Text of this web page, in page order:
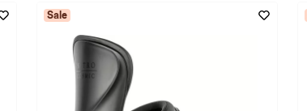
Sale